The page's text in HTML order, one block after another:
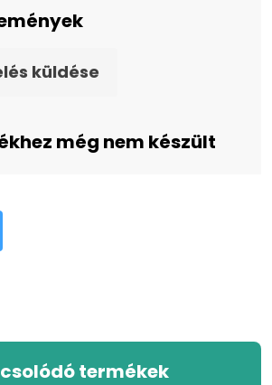
küldése
még nem készült
termékek